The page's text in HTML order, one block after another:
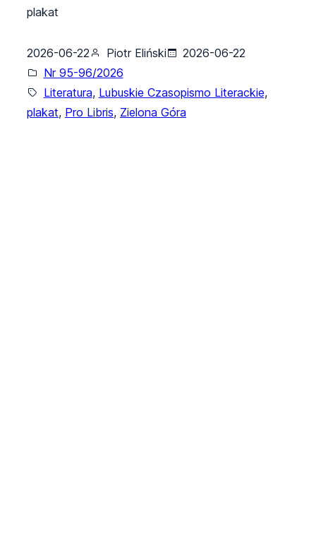
plakat
2026-06-22 Piotr Eliński
2026-06-22
Nr 95-96/2026
Literatura, Lubuskie Czasopismo Literackie,
plakat, Pro Libris, Zielona Góra